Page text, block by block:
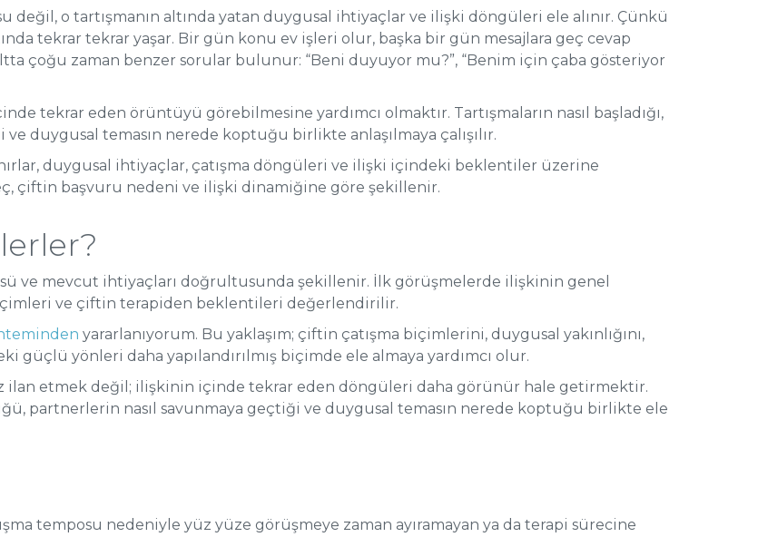
değil, o tartışmanın altında yatan duygusal ihtiyaçlar ve ilişki döngüleri ele alınır. Çünkü
tekrar tekrar yaşar. Bir gün konu ev işleri olur, başka bir gün mesajlara geç cevap
çoğu zaman benzer sorular bulunur: “Beni duyuyor mu?”, “Benim için çaba gösteriyor
tekrar eden örüntüyü görebilmesine yardımcı olmaktır. Tartışmaların nasıl başladığı,
duygusal temasın nerede koptuğu birlikte anlaşılmaya çalışılır.
duygusal ihtiyaçlar, çatışma döngüleri ve ilişki içindeki beklentiler üzerine
çiftin başvuru nedeni ve ilişki dinamiğine göre şekillenir.
ve mevcut ihtiyaçları doğrultusunda şekillenir. İlk görüşmelerde ilişkinin genel
ve çiftin terapiden beklentileri değerlendirilir.
yararlanıyorum. Bu yaklaşım; çiftin çatışma biçimlerini, duygusal yakınlığını,
yönleri daha yapılandırılmış biçimde ele almaya yardımcı olur.
ilan etmek değil; ilişkinin içinde tekrar eden döngüleri daha görünür hale getirmektir.
partnerlerin nasıl savunmaya geçtiği ve duygusal temasın nerede koptuğu birlikte ele
temposu nedeniyle yüz yüze görüşmeye zaman ayıramayan ya da terapi sürecine